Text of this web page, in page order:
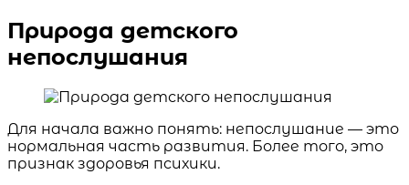
Природа детского
непослушания
Для начала важно понять: непослушание — это
нормальная часть развития. Более того, это
признак здоровья психики.